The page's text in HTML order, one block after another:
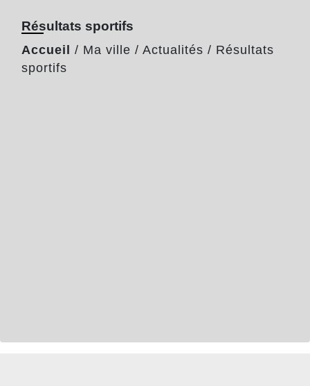
Résultats sportifs
Accueil / Ma ville / Actualités / Résultats
sportifs